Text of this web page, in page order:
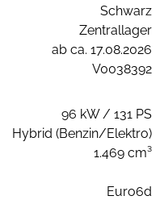
Schwarz
Zentrallager
ab ca. 17.08.2026
V0038392
96 kW / 131 PS
Hybrid (Benzin/Elektro)
1.469 cm³
Euro6d